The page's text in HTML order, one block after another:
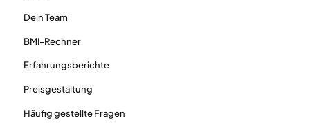
Dein Team
BMI-Rechner
Erfahrungsberichte
Preisgestaltung
Häufig gestellte Fragen